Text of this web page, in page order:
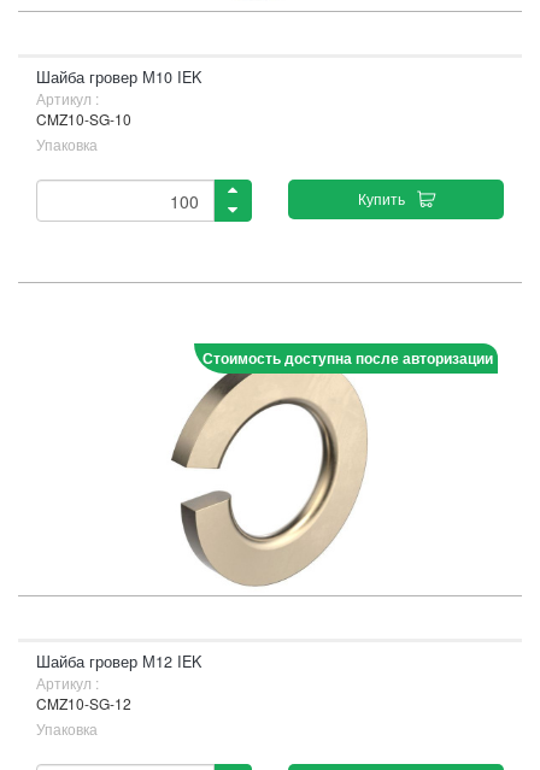
Шайба гровер М10 IEK
Артикул :
CMZ10-SG-10
Упаковка
Купить
Стоимость доступна после авторизации
Шайба гровер М12 IEK
Артикул :
CMZ10-SG-12
Упаковка